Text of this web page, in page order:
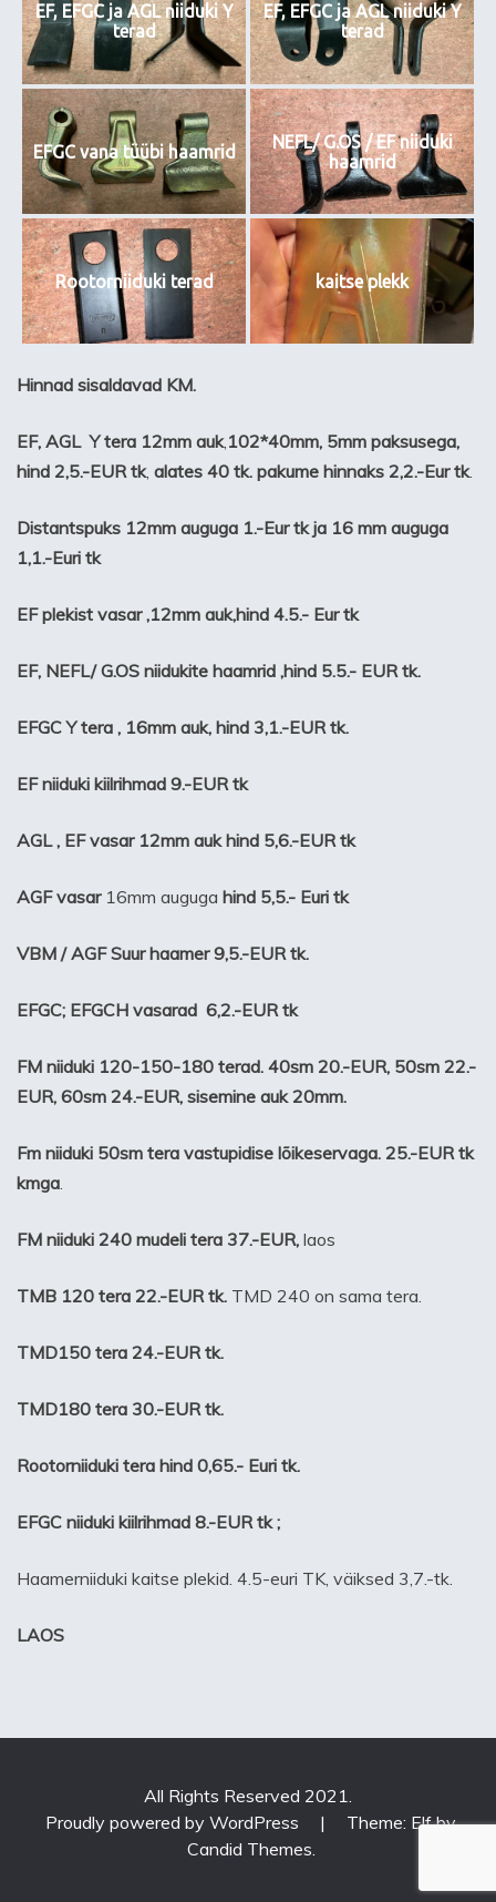
EF, EFGC ja AGL niiduki Y
terad
EF, EFGC ja AGL niiduki Y
terad
EFGC vana tüübi haamrid
NEFL/ G.OS / EF niiduki
haamrid
Rootorniiduki terad kaitse plekk
Hinnad sisaldavad KM.
EF, AGL Y tera 12mm auk,102*40mm, 5mm paksusega,
hind 2,5.-EUR tk, alates 40 tk. pakume hinnaks 2,2.-Eur tk.
Distantspuks 12mm auguga 1.-Eur tk ja 16 mm auguga
1,1.-Euri tk
EF plekist vasar ,12mm auk,hind 4.5.- Eur tk
EF, NEFL/ G.OS niidukite haamrid ,hind 5.5.- EUR tk.
EFGC Y tera , 16mm auk, hind 3,1.-EUR tk.
EF niiduki kiilrihmad 9.-EUR tk
AGL , EF vasar 12mm auk hind 5,6.-EUR tk
AGF vasar16mm auguga hind 5,5.- Euri tk
VBM / AGF Suur haamer 9,5.-EUR tk.
EFGC; EFGCH vasarad 6,2.-EUR tk
FM niiduki 120-150-180 terad. 40sm 20.-EUR, 50sm 22.-
EUR, 60sm 24.-EUR, sisemine auk 20mm.
Fm niiduki 50sm tera vastupidise lõikeservaga. 25.-EUR tk
kmga.
FM niiduki 240 mudeli tera 37.-EUR, laos
TMB 120 tera 22.-EUR tk. TMD 240 on sama tera.
TMD150 tera 24.-EUR tk.
TMD180 tera 30.-EUR tk.
Rootorniiduki tera hind 0,65.- Euri tk.
EFGC niiduki kiilrihmad 8.-EUR tk ;
Haamerniiduki kaitse plekid. 4.5-euri TK, väiksed 3,7.-tk.
LAOS
All Rights Reserved 2021.
Proudly powered by WordPress
|
Theme: Elf by
Candid Themes.